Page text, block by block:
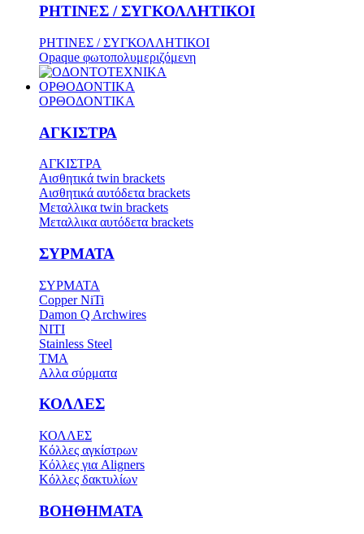
ΡΗΤΙΝΕΣ / ΣΥΓΚΟΛΛΗΤΙΚΟΙ
ΡΗΤΙΝΕΣ / ΣΥΓΚΟΛΛΗΤΙΚΟΙ
Opaque φωτοπολυμεριζόμενη
ΟΡΘΟΔΟΝΤΙΚΑ
ΟΡΘΟΔΟΝΤΙΚΑ
ΑΓΚΙΣΤΡΑ
ΑΓΚΙΣΤΡΑ
Aισθητικά twin brackets
Αισθητικά αυτόδετα brackets
Μεταλλικα twin brackets
Μεταλλικα αυτόδετα brackets
ΣΥΡΜΑΤΑ
ΣΥΡΜΑΤΑ
Copper NiTi
Damon Q Archwires
NITI
Stainless Steel
TMA
Αλλα σύρματα
ΚΟΛΛΕΣ
ΚΟΛΛΕΣ
Κόλλες αγκίστρων
Κόλλες για Aligners
Κόλλες δακτυλίων
ΒΟΗΘΗΜΑΤΑ